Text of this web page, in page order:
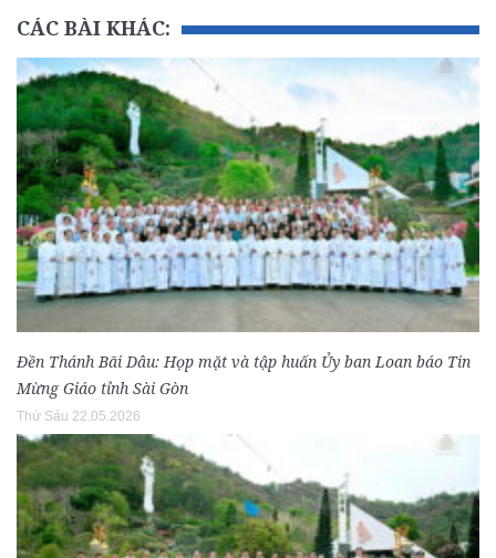
CÁC BÀI KHÁC:
Đền Thánh Bãi Dâu: Họp mặt và tập huấn Ủy ban Loan báo Tin
Mừng Giáo tỉnh Sài Gòn
Thứ Sáu 22.05.2026